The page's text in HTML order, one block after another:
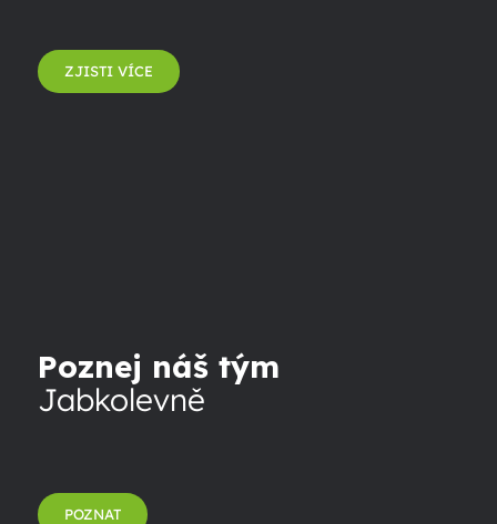
ZJISTI VÍCE
Poznej náš tým
Jabkolevně
POZNAT